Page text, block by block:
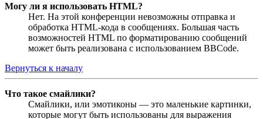
Могу ли я использовать HTML?
Нет. На этой конференции невозможны отправка и
обработка HTML-кода в сообщениях. Большая часть
возможностей HTML по форматированию сообщений
может быть реализована с использованием BBCode.
Вернуться к началу
Что такое смайлики?
Смайлики, или эмотиконы — это маленькие картинки,
которые могут быть использованы для выражения